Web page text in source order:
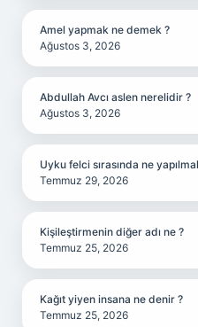
Amel yapmak ne demek ?
Ağustos 3, 2026
Abdullah Avcı aslen nerelidir ?
Ağustos 3, 2026
Uyku felci sırasında ne
Temmuz 29, 2026
Kişileştirmenin diğer adı ne ?
Temmuz 25, 2026
Kağıt yiyen insana ne denir ?
Temmuz 25, 2026